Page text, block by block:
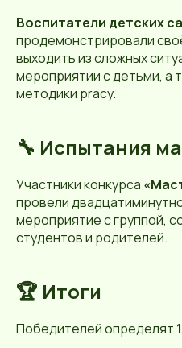
Воспитатели детских
продемонстрировали
выходить из сложных
мероприятии с детьми, а
методики pracy.
🔧 Испытания
Участники конкурса
провели
мероприятие с группой,
студентов и родителей.
🏆 Итоги
Победителей определят